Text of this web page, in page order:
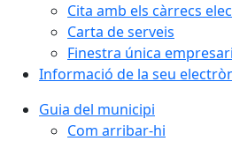
Cita amb els càrrecs
Carta de serveis
Finestra única
Informació de la seu
Guia del municipi
Com arribar-hi